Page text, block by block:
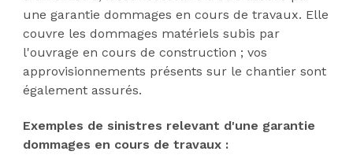
une garantie dommages en cours de travaux. Elle
couvre les dommages matériels subis par
l'ouvrage en cours de construction ; vos
approvisionnements présents sur le chantier sont
également assurés.
Exemples de sinistres relevant d'une garantie
dommages en cours de travaux :